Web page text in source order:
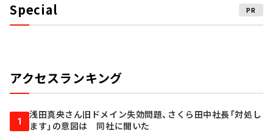
Special PR
アクセスランキング
1
浅田真央さん旧ドメイン失効問題、さくら田中社長「対処し
ます」の意図は 同社に聞いた